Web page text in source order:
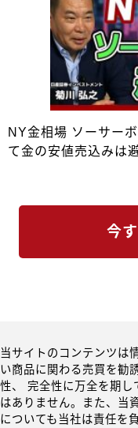
NY金相場 ソーサー
て金の安値売込みは
今
当サイトのコンテンツは
い商品に関わる売買を勧
性、 完全性に万全を期し
はありません。また、当
についても当社は責任を